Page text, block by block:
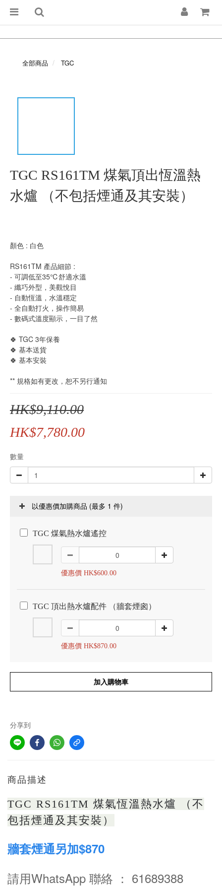
全部商品 TGC
TGC RS161TM 煤氣頂出恆溫熱
水爐 （不包括煙通及其安裝）
顏色 : 白色
RS161TM 產品細節 :
- 可調低至35℃舒適水溫
- 纖巧外型，美觀悅目
- 自動恆溫，水溫穩定
- 全自動打火，操作簡易
- 數碼式溫度顯示，一目了然
🍀 TGC 3年保養
🍀 基本送貨
🍀 基本安裝
** 規格如有更改，恕不另行通知
HK$9,110.00
HK$7,780.00
數量
以優惠價加購商品 (最多 1 件)
TGC 煤氣熱水爐遙控
優惠價 HK$600.00
TGC 頂出熱水爐配件 （牆套煙囪）
優惠價 HK$870.00
加入購物車
分享到
商品描述
TGC RS161TM 煤氣恆溫熱水爐 （不
包括煙通及其安裝）
牆套煙通另加$870
請用WhatsApp 聯絡 ： 61689388